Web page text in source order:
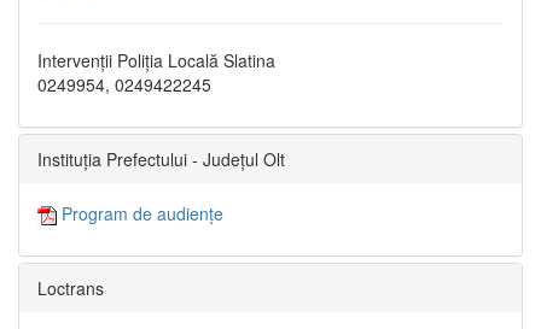
Intervenții Poliția Locală Slatina
0249954, 0249422245
Instituția Prefectului - Județul Olt
Program de audiențe
Loctrans